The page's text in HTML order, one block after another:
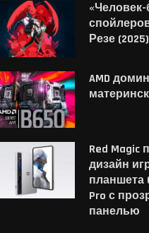
«Человек-
Резе (2025)
AMD
Red Magic
дизайн
планшета
Pro с
панелью